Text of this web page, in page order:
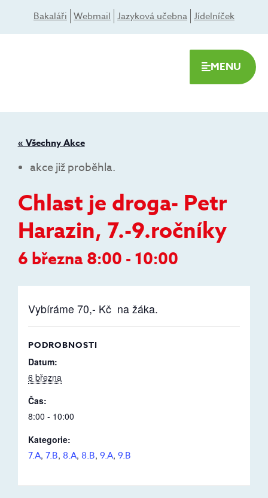
obsah
Bakaláři Webmail Jazyková učebna Jídelníček
MENU
« Všechny Akce
akce již proběhla.
Chlast je droga- Petr
Harazin, 7.-9.ročníky
6 března 8:00 - 10:00
Vybíráme 70,- Kč na žáka.
PODROBNOSTI
Datum:
6 března
Čas:
8:00 - 10:00
Kategorie:
7.A,7.B, 8.A, 8.B,9.A,9.B